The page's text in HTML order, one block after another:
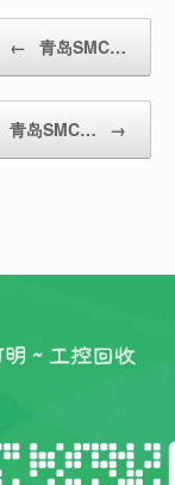
← 青岛SMC…
青岛SMC… →